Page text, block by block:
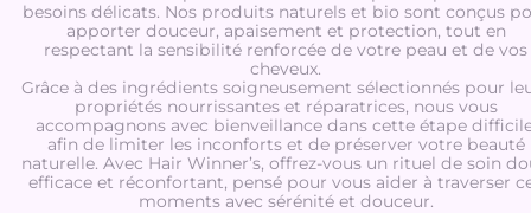
besoins délicats. Nos produits naturels et bio sont conçus
apporter douceur, apaisement et protection, tout en
respectant la sensibilité renforcée de votre peau et de vos
cheveux.
Grâce à des ingrédients soigneusement sélectionnés pour
propriétés nourrissantes et réparatrices, nous vous
accompagnons avec bienveillance dans cette étape
afin de limiter les inconforts et de préserver votre beauté
naturelle. Avec Hair Winner’s, offrez-vous un rituel de soin
efficace et réconfortant, pensé pour vous aider à traverser
moments avec sérénité et douceur.